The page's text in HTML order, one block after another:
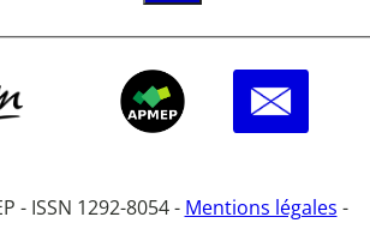
- ISSN 1292-8054 - Mentions légales -